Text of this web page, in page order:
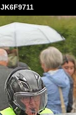
JK6F9711